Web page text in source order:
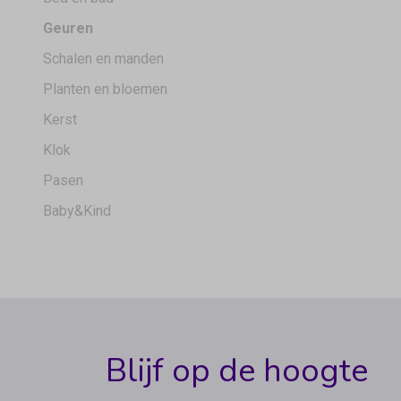
Geuren
Schalen en manden
Planten en bloemen
Kerst
Klok
Pasen
Baby&Kind
Blijf op de hoogte